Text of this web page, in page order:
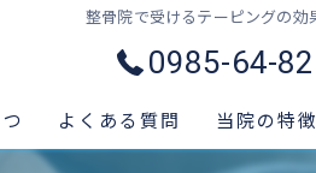
整骨院で受けるテーピングの
0985-64-
よくある質問 当院の特徴